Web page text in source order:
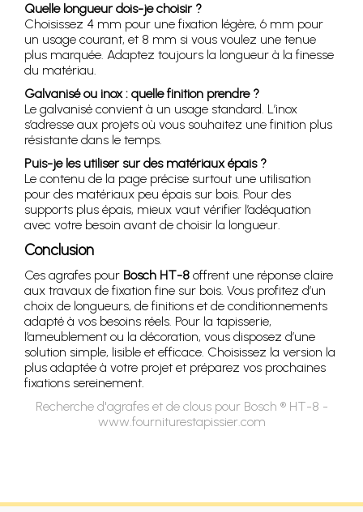
Quelle longueur dois-je choisir ?
Choisissez 4 mm pour une fixation légère, 6 mm pour
un usage courant, et 8 mm si vous voulez une tenue
plus marquée. Adaptez toujours la longueur à la finesse
du matériau.
Galvanisé ou inox : quelle finition prendre ?
Le galvanisé convient à un usage standard. L’inox
s’adresse aux projets où vous souhaitez une finition plus
résistante dans le temps.
Puis-je les utiliser sur des matériaux épais ?
Le contenu de la page précise surtout une utilisation
pour des matériaux peu épais sur bois. Pour des
supports plus épais, mieux vaut vérifier l’adéquation
avec votre besoin avant de choisir la longueur.
Conclusion
Ces agrafes pour Bosch HT-8 offrent une réponse claire
aux travaux de fixation fine sur bois. Vous profitez d’un
choix de longueurs, de finitions et de conditionnements
adapté à vos besoins réels. Pour la tapisserie,
l’ameublement ou la décoration, vous disposez d’une
solution simple, lisible et efficace. Choisissez la version la
plus adaptée à votre projet et préparez vos prochaines
fixations sereinement.
Recherche d'agrafes et de clous pour Bosch ® HT-8 -
www.fourniturestapissier.com